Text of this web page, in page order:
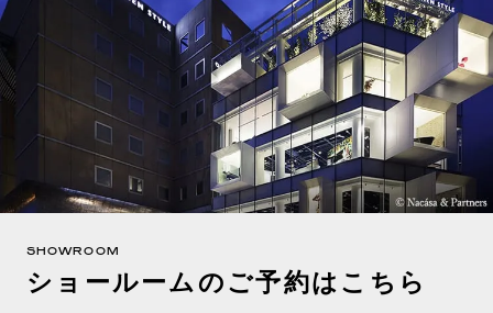
SHOWROOM
ショールームのご予約はこちら